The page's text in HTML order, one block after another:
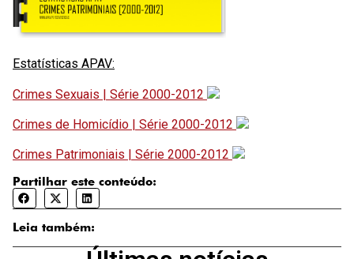
Estatísticas APAV:
Crimes Sexuais | Série 2000-2012
Crimes de Homicídio | Série 2000-2012
Crimes Patrimoniais | Série 2000-2012
Partilhar este conteúdo:
Leia também: